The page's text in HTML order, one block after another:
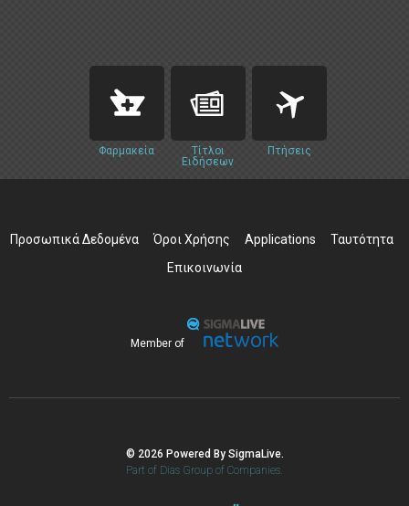
Φαρμακεία
Τίτλοι
Ειδήσεων
Πτήσεις
Προσωπικά Δεδομένα Όροι Χρήσης Applications
Ταυτότητα
Επικοινωνία
Member of
© 2026 Powered By SigmaLive.
Part of Dias Group of Companies.